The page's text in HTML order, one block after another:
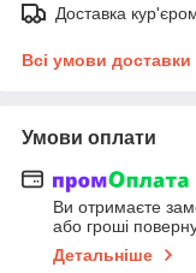
Доставка
Всі умови доставки
Умови оплати
Ви отримаєте
або гроші
Детальніше